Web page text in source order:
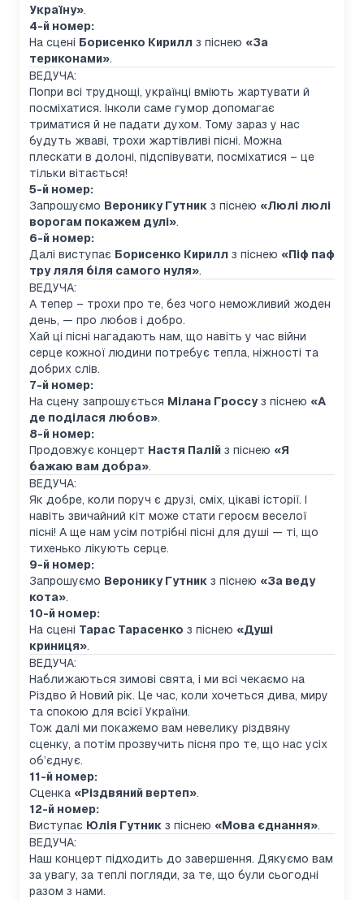
Україну».
4-й номер:
На сцені Борисенко Кирилл з піснею «За
териконами».
ВЕДУЧА:
Попри всі труднощі, українці вміють жартувати й
посміхатися. Інколи саме гумор допомагає
триматися й не падати духом. Тому зараз у нас
будуть жваві, трохи жартівливі пісні. Можна
плескати в долоні, підспівувати, посміхатися – це
тільки вітається!
5-й номер:
Запрошуємо Веронику Гутник з піснею «Люлі люлі
ворогам покажем дулі».
6-й номер:
Далі виступає Борисенко Кирилл з піснею «Піф паф
тру ляля біля самого нуля».
ВЕДУЧА:
А тепер – трохи про те, без чого неможливий жоден
день, — про любов і добро.
Хай ці пісні нагадають нам, що навіть у час війни
серце кожної людини потребує тепла, ніжності та
добрих слів.
7-й номер:
На сцену запрошується Мілана Гроссуз піснею «А
де поділася любов».
8-й номер:
Продовжує концерт Настя Палій з піснею «Я
бажаю вам добра».
ВЕДУЧА:
Як добре, коли поруч є друзі, сміх, цікаві історії. І
навіть звичайний кіт може стати героєм веселої
пісні! А ще нам усім потрібні пісні для душі — ті, що
тихенько лікують серце.
9-й номер:
Запрошуємо Веронику Гутник з піснею «За веду
кота».
10-й номер:
На сцені Тарас Тарасенко з піснею «Душі
криниця».
ВЕДУЧА:
Наближаються зимові свята, і ми всі чекаємо на
Різдво й Новий рік. Це час, коли хочеться дива, миру
та спокою для всієї України.
Тож далі ми покажемо вам невелику різдвяну
сценку, а потім прозвучить пісня про те, що нас усіх
об’єднує.
11-й номер:
Сценка «Різдвяний вертеп».
12-й номер:
Виступає Юлія Гутник з піснею «Мова єднання».
ВЕДУЧА:
Наш концерт підходить до завершення. Дякуємо вам
за увагу, за теплі погляди, за те, що були сьогодні
разом з нами.